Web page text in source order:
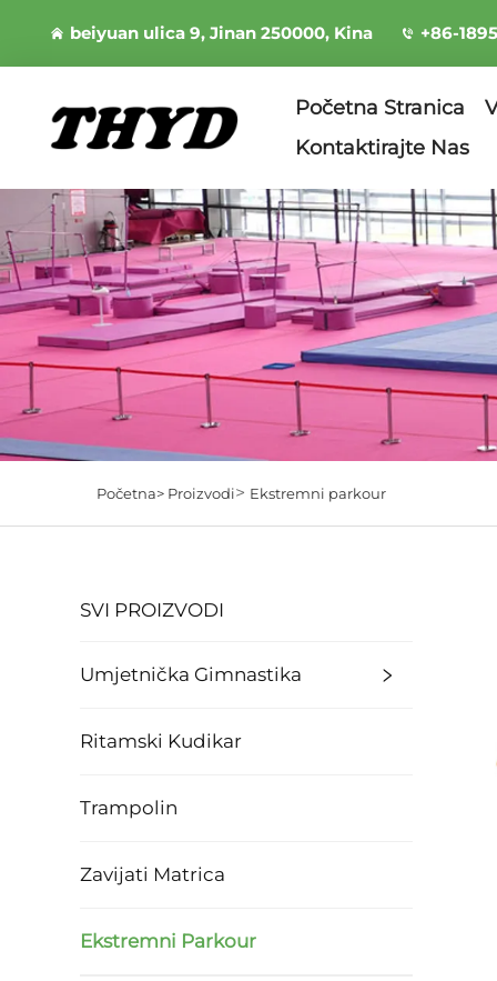
beiyuan ulica 9, Jinan 250000, Kina +86-
Početna Stranica
Kontaktirajte Nas
Početna> Proizvodi> Ekstremni parkour
SVI PROIZVODI
Umjetnička Gimnastika
Ritamski Kudikar
Trampolin
Zavijati Matrica
Ekstremni Parkour